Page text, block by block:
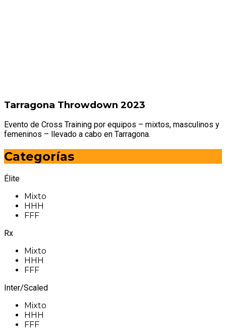
Tarragona Throwdown 2023
Evento de Cross Training por equipos – mixtos, masculinos y
femeninos – llevado a cabo en Tarragona.
Categorías
Élite
Mixto
HHH
FFF
Rx
Mixto
HHH
FFF
Inter/Scaled
Mixto
HHH
FFF